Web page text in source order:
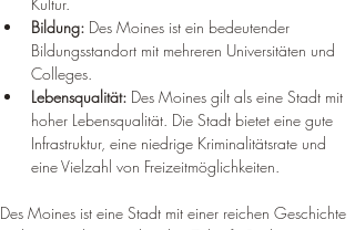
Bildung: Des Moines ist ein bedeutender
Bildungsstandort mit mehreren Universitäten und
Colleges.
Lebensqualität: Des Moines gilt als eine Stadt mit
hoher Lebensqualität. Die Stadt bietet eine gute
Infrastruktur, eine niedrige Kriminalitätsrate und
eine Vielzahl von Freizeitmöglichkeiten.
Des Moines ist eine Stadt mit einer reichen Geschichte